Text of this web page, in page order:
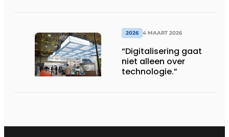
2026 4 MAART 2026
“Digitalisering gaat
niet alleen over
technologie.”